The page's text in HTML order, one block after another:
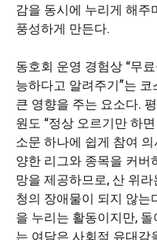
감을 동시에 누리게 해주
풍성하게 만든다.
동호회 운영 경험상 “무
능하다고 알려주기”는
큰 영향을 주는 요소다.
원도 “정상 오르기만 하
소문 하나에 쉽게 참여
양한 리그와 종목을 커버
망을 제공하므로, 산 위
청의 장애물이 되지 않는
을 누리는 활동이지만,
는 여담은 사회적 유대감